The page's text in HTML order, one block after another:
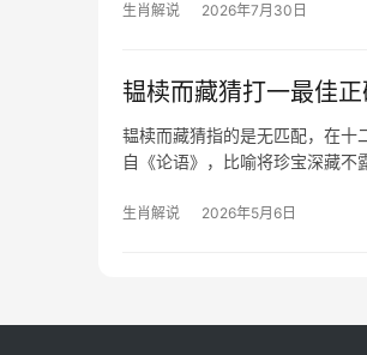
生肖解说 2026年7月30日
韫椟而藏猜打一最佳
韫椟而藏猜指的是无匹配，在十
自《论语》，比喻将珍宝深藏
生肖解说 2026年5月6日